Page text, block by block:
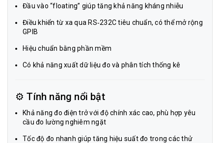
Đầu vào “floating” giúp tăng khả năng kháng nhiễu
Điều khiển từ xa qua RS‑232C tiêu chuẩn, có thể mở rộng
GPIB
Hiệu chuẩn bằng phần mềm
Có khả năng xuất dữ liệu đo và phân tích thống kê
⚙️ Tính năng nổi bật
Khả năng đo điện trở với độ chính xác cao, phù hợp yêu
cầu đo lường nghiêm ngặt
Tốc độ đo nhanh giúp tăng hiệu suất đo trong các thử